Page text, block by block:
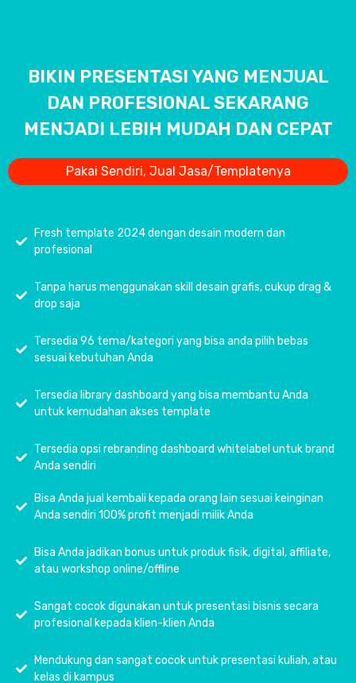
BIKIN PRESENTASI YANG MENJUAL
DAN PROFESIONAL SEKARANG
MENJADI LEBIH MUDAH DAN CEPAT
Pakai Sendiri, Jual Jasa/Templatenya
Fresh template 2024 dengan desain modern dan
profesional
Tanpa harus menggunakan skill desain grafis, cukup drag &
drop saja
Tersedia 96 tema/kategori yang bisa anda pilih bebas
sesuai kebutuhan Anda
Tersedia library dashboard yang bisa membantu Anda
untuk kemudahan akses template
Tersedia opsi rebranding dashboard whitelabel untuk brand
Anda sendiri
Bisa Anda jual kembali kepada orang lain sesuai keinginan
Anda sendiri 100% profit menjadi milik Anda
Bisa Anda jadikan bonus untuk produk fisik, digital, affiliate,
atau workshop online/offline
Sangat cocok digunakan untuk presentasi bisnis secara
profesional kepada klien-klien Anda
Mendukung dan sangat cocok untuk presentasi kuliah, atau
kelas di kampus